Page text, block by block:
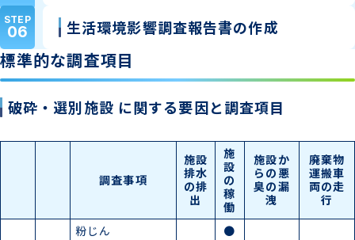
STEP
06 生活環境影響調査報告書の作成
標準的な調査項目
破砕・選別施設 に関する要因と調査項目
調査事項
施設
排水
の排
出
施
設
の
稼
働
施設か
らの悪
臭の漏
洩
廃棄物
運搬車
両の走
行
粉じん
●